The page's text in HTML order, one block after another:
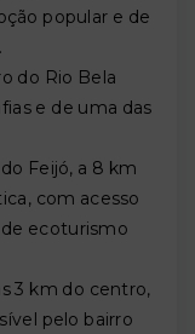
popular e de
do Rio Bela
e de uma das
Feijó, a 8 km
com acesso
ecoturismo
3 km do centro,
pelo bairro